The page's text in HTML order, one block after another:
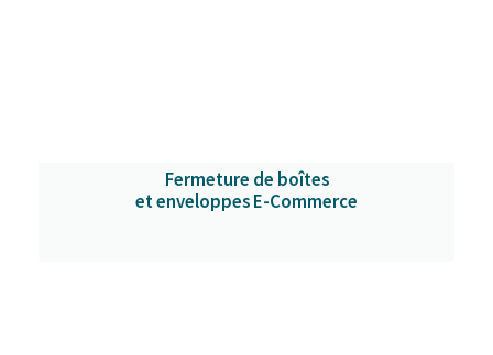
Fermeture de boîtes
et enveloppes E-Commerce